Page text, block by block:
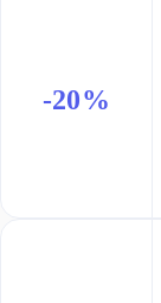
-20%